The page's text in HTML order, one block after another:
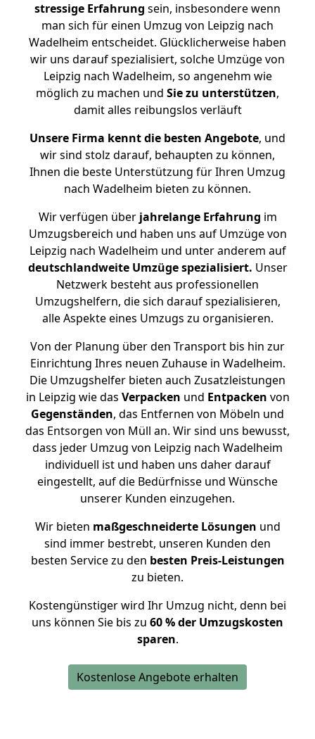
stressige Erfahrung sein, insbesondere wenn
man sich für einen Umzug von Leipzig nach
Wadelheim entscheidet. Glücklicherweise haben
wir uns darauf spezialisiert, solche Umzüge von
Leipzig nach Wadelheim, so angenehm wie
möglich zu machen und Sie zu unterstützen,
damit alles reibungslos verläuft
Unsere Firma kennt die besten Angebote, und
wir sind stolz darauf, behaupten zu können,
Ihnen die beste Unterstützung für Ihren Umzug
nach Wadelheim bieten zu können.
Wir verfügen überjahrelange Erfahrung im
Umzugsbereich und haben uns auf Umzüge von
Leipzig nach Wadelheim und unter anderem auf
deutschlandweite Umzüge spezialisiert. Unser
Netzwerk besteht aus professionellen
Umzugshelfern, die sich darauf spezialisieren,
alle Aspekte eines Umzugs zu organisieren.
Von der Planung über den Transport bis hin zur
Einrichtung Ihres neuen Zuhause in Wadelheim.
Die Umzugshelfer bieten auch Zusatzleistungen
in Leipzig wie das Verpacken und Entpacken von
Gegenständen, das Entfernen von Möbeln und
das Entsorgen von Müll an. Wir sind uns bewusst,
dass jeder Umzug von Leipzig nach Wadelheim
individuell ist und haben uns daher darauf
eingestellt, auf die Bedürfnisse und Wünsche
unserer Kunden einzugehen.
Wir bieten maßgeschneiderte Lösungen und
sind immer bestrebt, unseren Kunden den
besten Service zu den besten Preis-Leistungen
zu bieten.
Kostengünstiger wird Ihr Umzug nicht, denn bei
uns können Sie bis zu 60 % der Umzugskosten
sparen.
Kostenlose Angebote erhalten